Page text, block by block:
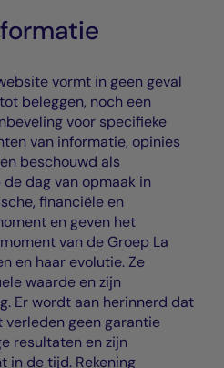
vormt in geen geval
beleggen, noch een
voor specifieke
van informatie, opinies
beschouwd als
dag van opmaak in
financiële en
en geven het
van de Groep La
en haar evolutie. Ze
waarde en zijn
Er wordt aan herinnerd dat
geen garantie
resultaten en zijn
in de tijd. Rekening